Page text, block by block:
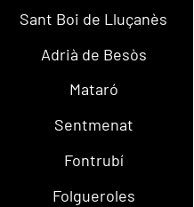
Sant Boi de Lluçanès
Adrià de Besòs
Mataró
Sentmenat
Fontrubí
Folgueroles